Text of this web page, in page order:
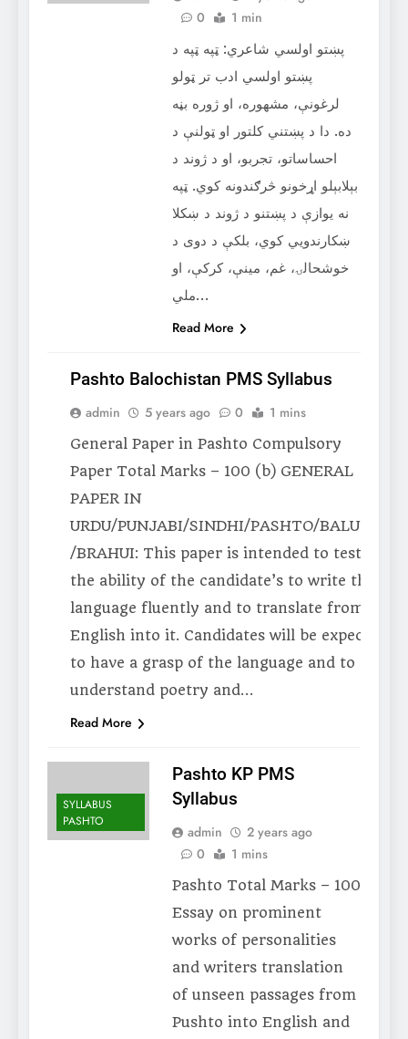
0
1 min
پښتو اولسي شاعري: ټپه ټپه د
پښتو اولسي ادب تر ټولو
لرغونې، مشهوره، او ژوره بڼه
ده. دا د پښتني کلتور او ټولنې د
احساساتو، تجربو، او د ژوند د
بېلابېلو اړخونو څرګندونه کوي. ټپه
نه یوازې د پښتنو د ژوند د ښکلا
ښکارندویي کوي، بلکې د دوی د
خوشحالۍ، غم، مینې، کرکې، او
ملي…
Read More
SYLLABUS
Pashto Balochistan PMS Syllabus
admin 5 years ago 0 1 mins
General Paper in Pashto Compulsory
Paper Total Marks – 100 (b) GENERAL
PAPER IN
URDU/PUNJABI/SINDHI/PASHTO/BALUCHI
/BRAHUI: This paper is intended to test
the ability of the candidate’s to write the
language fluently and to translate from
English into it. Candidates will be expected
to have a grasp of the language and to
understand poetry and…
Read More
SYLLABUS
PASHTO
Pashto KP PMS
Syllabus
admin
2 years ago
0
1 mins
Pashto Total Marks – 100
Essay on prominent
works of personalities
and writers translation
of unseen passages from
Pushto into English and